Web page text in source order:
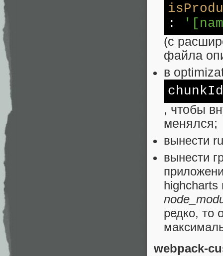
:
(с
файла
в
, чтобы
менялся;
вынести
вынести
highcharts
редко, то
webpack-